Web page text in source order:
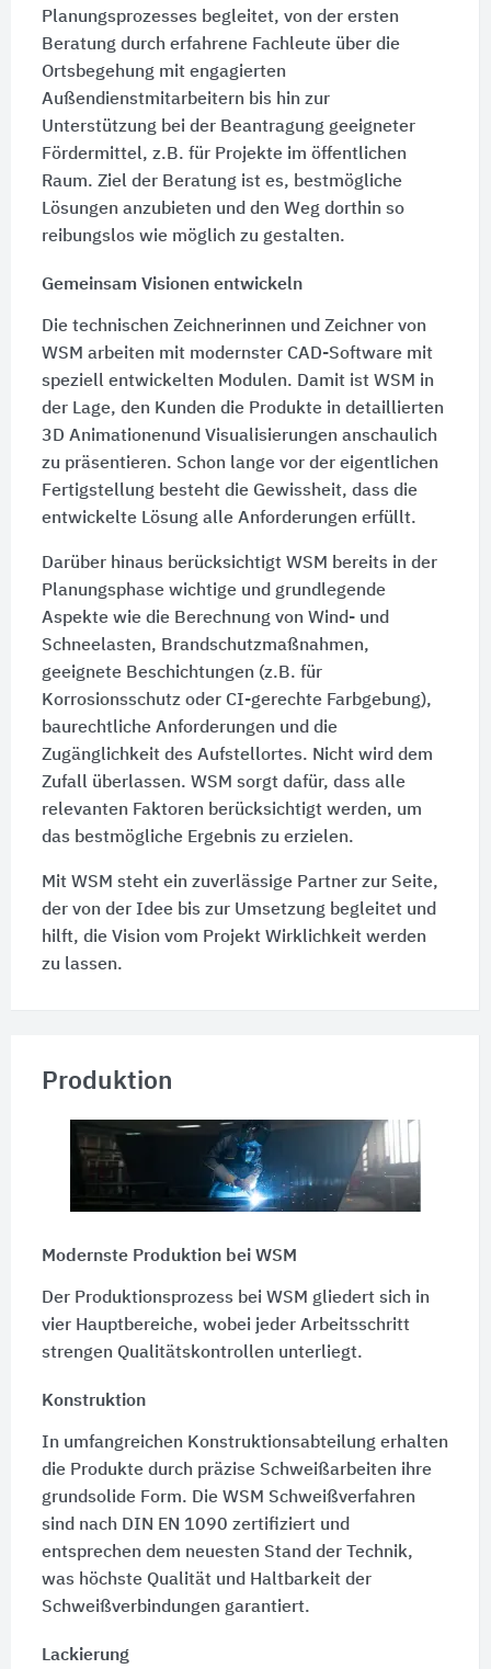
Planungsprozesses begleitet, von der ersten
Beratung durch erfahrene Fachleute über die
Ortsbegehung mit engagierten
Außendienstmitarbeitern bis hin zur
Unterstützung bei der Beantragung geeigneter
Fördermittel, z.B. für Projekte im öffentlichen
Raum. Ziel der Beratung ist es, bestmögliche
Lösungen anzubieten und den Weg dorthin so
reibungslos wie möglich zu gestalten.
Gemeinsam Visionen entwickeln
Die technischen Zeichnerinnen und Zeichner von
WSM arbeiten mit modernster CAD-Software mit
speziell entwickelten Modulen. Damit ist WSM in
der Lage, den Kunden die Produkte in detaillierten
3D Animationenund Visualisierungen anschaulich
zu präsentieren. Schon lange vor der eigentlichen
Fertigstellung besteht die Gewissheit, dass die
entwickelte Lösung alle Anforderungen erfüllt.
Darüber hinaus berücksichtigt WSM bereits in der
Planungsphase wichtige und grundlegende
Aspekte wie die Berechnung von Wind- und
Schneelasten, Brandschutzmaßnahmen,
geeignete Beschichtungen (z.B. für
Korrosionsschutz oder CI-gerechte Farbgebung),
baurechtliche Anforderungen und die
Zugänglichkeit des Aufstellortes. Nicht wird dem
Zufall überlassen. WSM sorgt dafür, dass alle
relevanten Faktoren berücksichtigt werden, um
das bestmögliche Ergebnis zu erzielen.
Mit WSM steht ein zuverlässige Partner zur Seite,
der von der Idee bis zur Umsetzung begleitet und
hilft, die Vision vom Projekt Wirklichkeit werden
zu lassen.
Produktion
Modernste Produktion bei WSM
Der Produktionsprozess bei WSM gliedert sich in
vier Hauptbereiche, wobei jeder Arbeitsschritt
strengen Qualitätskontrollen unterliegt.
Konstruktion
In umfangreichen Konstruktionsabteilung erhalten
die Produkte durch präzise Schweißarbeiten ihre
grundsolide Form. Die WSM Schweißverfahren
sind nach DIN EN 1090 zertifiziert und
entsprechen dem neuesten Stand der Technik,
was höchste Qualität und Haltbarkeit der
Schweißverbindungen garantiert.
Lackierung